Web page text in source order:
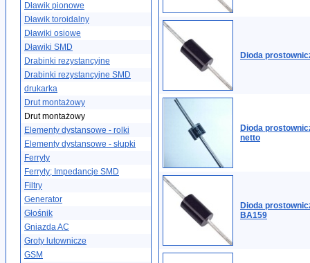
Dławik pionowe
Dławik toroidalny
Dławiki osiowe
Dławiki SMD
Drabinki rezystancyjne
Drabinki rezystancyjne SMD
drukarka
Drut montażowy
Drut montażowy
Elementy dystansowe - rolki
Elementy dystansowe - słupki
Ferryty
Ferryty; Impedancje SMD
Filtry
Generator
Głośnik
Gniazda AC
Groty lutownicze
GSM
Dioda
Dioda
netto
Dioda
BA159